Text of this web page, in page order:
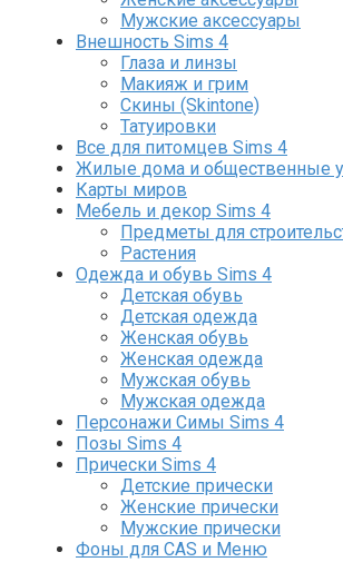
Мужские аксессуары
Внешность Sims 4
Глаза и линзы
Макияж и грим
Скины (Skintone)
Татуировки
Все для питомцев Sims 4
Жилые дома и общественные
Карты миров
Мебель и декор Sims 4
Предметы для
Растения
Одежда и обувь Sims 4
Детская обувь
Детская одежда
Женская обувь
Женская одежда
Мужская обувь
Мужская одежда
Персонажи Симы Sims 4
Позы Sims 4
Прически Sims 4
Детские прически
Женские прически
Мужские прически
Фоны для CAS и Меню